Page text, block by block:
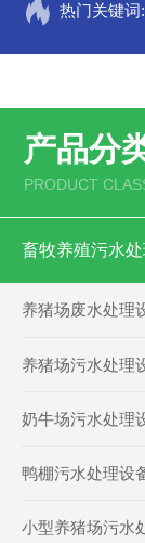
热门关键词:
产品分
PRODUCT
畜牧养殖污水
养猪场废水处理
养猪场污水处理
奶牛场污水处理
鸭棚污水处理设
小型养猪场污水